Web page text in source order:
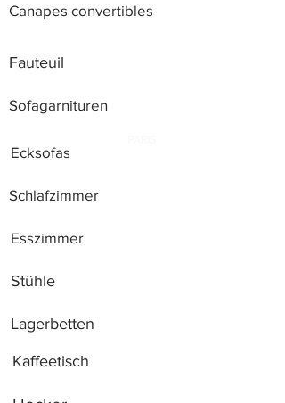
Canapes convertibles
Fauteuil
Sofagarnituren
Ecksofas
Schlafzimmer
Esszimmer
Stühle
Lagerbetten
Kaffeetisch